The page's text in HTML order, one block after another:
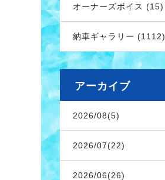
オーナーズボイス (15)
納車ギャラリー (1112)
アーカイブ
2026/08(5)
2026/07(22)
2026/06(26)